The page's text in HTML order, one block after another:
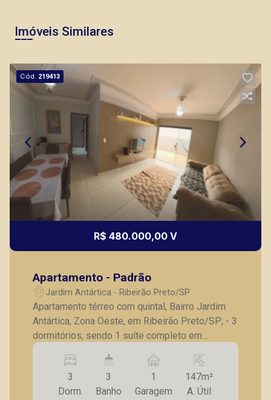
Imóveis Similares
Cód. 219413
R$ 480.000,00 V
Apartamento - Padrão
Jardim Antártica - Ribeirão Preto/SP
Apartamento térreo com quintal, Bairro Jardim
Antártica, Zona Oeste, em Ribeirão Preto/SP; - 3
dormitórios, sendo 1 suíte completo em
armários; - Banheiro social; - Sala para 2
ambientes; - Cozinha planejada; - Lavanderia; -
Banheiro de serviço; - Quintal; - Varanda gourmet
com churrasqueira; - 1 vaga de garagem. A
3
Dorm.
3
Banho
1
Garagem
147m²
A. Útil